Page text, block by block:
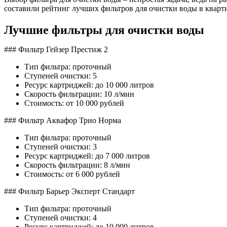
составили рейтинг лучших фильтров для очистки воды в
Лучшие фильтры для очистки воды
### Фильтр Гейзер Престиж 2
Тип фильтра: проточный
Ступеней очистки: 5
Ресурс картриджей: до 10 000 литров
Скорость фильтрации: 10 л/мин
Стоимость: от 10 000 рублей
### Фильтр Аквафор Трио Норма
Тип фильтра: проточный
Ступеней очистки: 3
Ресурс картриджей: до 7 000 литров
Скорость фильтрации: 8 л/мин
Стоимость: от 6 000 рублей
### Фильтр Барьер Эксперт Стандарт
Тип фильтра: проточный
Ступеней очистки: 4